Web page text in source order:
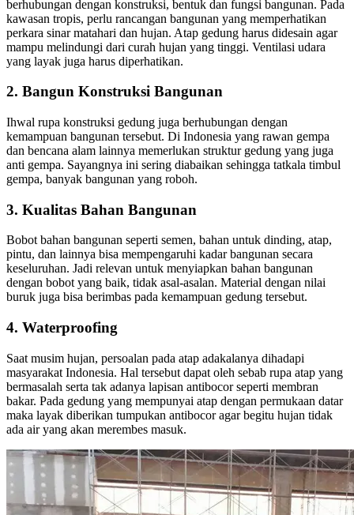
berhubungan dengan konstruksi, bentuk dan fungsi bangunan. Pada
kawasan tropis, perlu rancangan bangunan yang memperhatikan
perkara sinar matahari dan hujan. Atap gedung harus didesain agar
mampu melindungi dari curah hujan yang tinggi. Ventilasi udara
yang layak juga harus diperhatikan.
2. Bangun Konstruksi Bangunan
Ihwal rupa konstruksi gedung juga berhubungan dengan
kemampuan bangunan tersebut. Di Indonesia yang rawan gempa
dan bencana alam lainnya memerlukan struktur gedung yang juga
anti gempa. Sayangnya ini sering diabaikan sehingga tatkala timbul
gempa, banyak bangunan yang roboh.
3. Kualitas Bahan Bangunan
Bobot bahan bangunan seperti semen, bahan untuk dinding, atap,
pintu, dan lainnya bisa mempengaruhi kadar bangunan secara
keseluruhan. Jadi relevan untuk menyiapkan bahan bangunan
dengan bobot yang baik, tidak asal-asalan. Material dengan nilai
buruk juga bisa berimbas pada kemampuan gedung tersebut.
4. Waterproofing
Saat musim hujan, persoalan pada atap adakalanya dihadapi
masyarakat Indonesia. Hal tersebut dapat oleh sebab rupa atap yang
bermasalah serta tak adanya lapisan antibocor seperti membran
bakar. Pada gedung yang mempunyai atap dengan permukaan datar
maka layak diberikan tumpukan antibocor agar begitu hujan tidak
ada air yang akan merembes masuk.